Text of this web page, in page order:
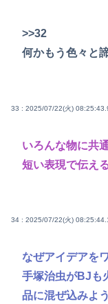
>>32
何かもう色々と
33 : 2025/07/22(火)
いろんな物に共
短い表現で伝え
34 : 2025/07/22(火)
なぜアイデアを
手塚治虫がBJも
品に混ぜ込みよ